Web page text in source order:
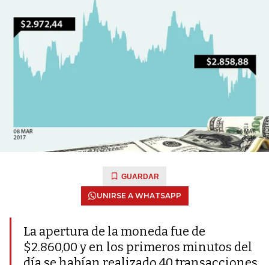
GUARDAR
UNIRSE A WHATSAPP
La apertura de la moneda fue de
$2.860,00 y en los primeros minutos del